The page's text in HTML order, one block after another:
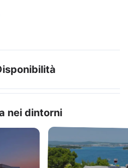
nei dintorni